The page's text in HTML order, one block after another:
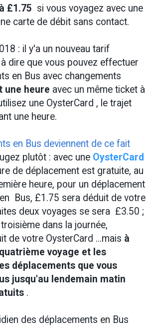
£1.75 si vous voyagez avec une
carte de débit sans contact.
: il y'a un nouveau tarif
dire que vous pouvez effectuer
en Bus avec changements
une heure avec un même ticket à
une OysterCard , le trajet
une heure.
en Bus deviennent de ce fait
plutôt : avec une OysterCard
de déplacement est gratuite, au
heure, pour un déplacement
Bus, £1.75 sera déduit de votre
deux voyages se sera £3.50 ;
dans la journée,
de votre OysterCard ...mais à
voyage et les
déplacements que vous
jusqu'au lendemain matin
.
des déplacements en Bus